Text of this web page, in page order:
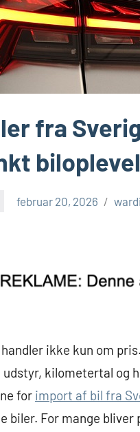
fra
februar 20, 2026
ikke kun om
kilometertal og
for import af bil fra
biler. For mange